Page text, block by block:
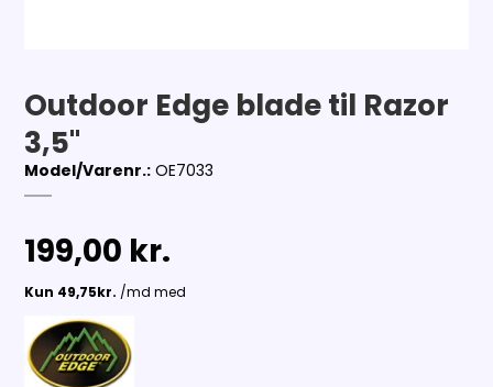
Outdoor Edge blade til Razor
3,5"
Model/Varenr.: OE7033
199,00 kr.